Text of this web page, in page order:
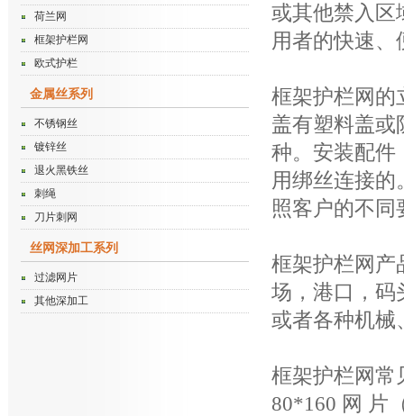
荷兰网
框架护栏网
欧式护栏
金属丝系列
不锈钢丝
镀锌丝
退火黑铁丝
刺绳
刀片刺网
丝网深加工系列
过滤网片
其他深加工
或其他禁入区
用者的快速
框架护栏网的
盖有塑料盖或
种。安装配件
用绑丝连接
照客户的不同
框架护栏网产
场，港口，码
或者各种机械
框架护栏网常
80*160 网 片